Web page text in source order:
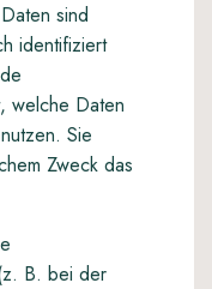
sind
identifiziert
welche Daten
Sie
Zweck das
B. bei der